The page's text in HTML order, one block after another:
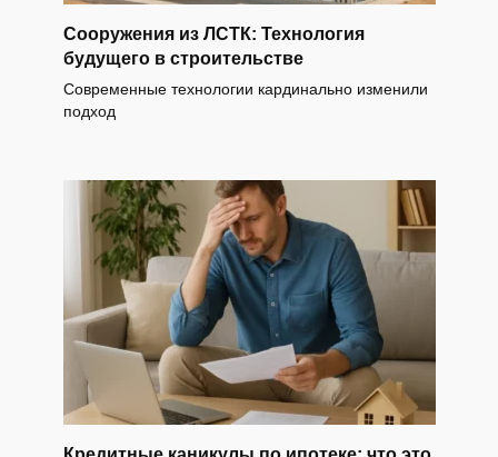
Сооружения из ЛСТК: Технология
будущего в строительстве
Современные технологии кардинально изменили
подход